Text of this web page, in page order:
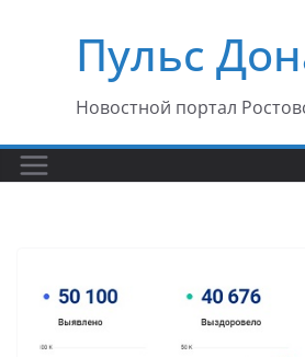
содержимомуПульс
Новостной портал